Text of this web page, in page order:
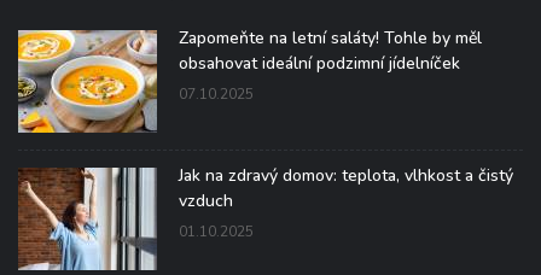
Zapomeňte na letní saláty! Tohle by měl
obsahovat ideální podzimní jídelníček
07.10.2025
Jak na zdravý domov: teplota, vlhkost a čistý
vzduch
01.10.2025